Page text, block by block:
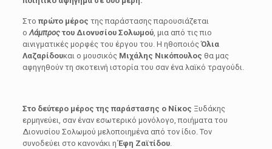
Στο πρώτο μέρος της παράστασης παρουσιάζεται
οΛάμπρος του Διονυσίου Σολωμού, μια από τις πιο
αινιγματικές μορφές του έργου του. Η ηθοποιόςΌλια
Λαζαρίδουκαι ο μουσικός Μιχάλης Νικόπουλος θα μας
αφηγηθούν τη σκοτεινή ιστορία του σαν ένα λαϊκό τραγούδι.
Στο δεύτερο μέρος της παράστασης ο Νίκος Ξυδάκης
ερμηνεύει, σαν έναν εσωτερικό μονόλογο, ποιήματα του
Διονυσίου Σολωμού μελοποιημένα από τον ίδιο. Τον
συνοδεύει στο κανονάκι ηΈφη Ζαϊτίδου.